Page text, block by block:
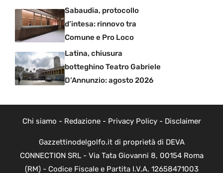
Sabaudia, protocollo
d’intesa: rinnovo tra
Comune e Pro Loco
Latina, chiusura
botteghino Teatro Gabriele
D’Annunzio: agosto 2026
Chi siamo - Redazione- Privacy Policy- Disclaimer
Gazzettinodelgolfo.it di proprietà di DEVA
CONNECTION SRL - Via Tata Giovanni 8, 00154 Roma
(RM) - Codice Fiscale e Partita I.V.A. 12658471003